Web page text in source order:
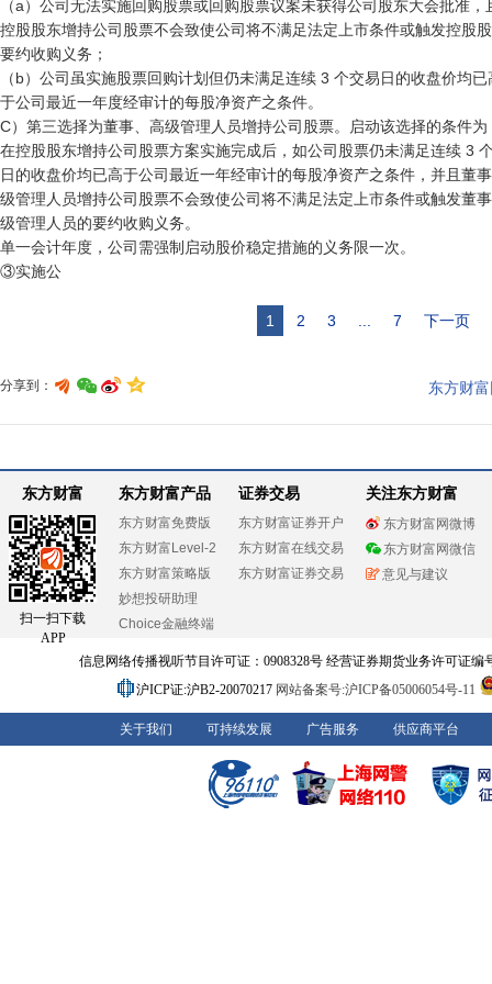
（a）公司无法实施回购股票或回购股票议案未获得公司股东大会批准，
控股股东增持公司股票不会致使公司将不满足法定上市条件或触发控股
要约收购义务；
（b）公司虽实施股票回购计划但仍未满足连续 3 个交易日的收盘价均已
于公司最近一年度经审计的每股净资产之条件。
C）第三选择为董事、高级管理人员增持公司股票。启动该选择的条件为
在控股股东增持公司股票方案实施完成后，如公司股票仍未满足连续 3
日的收盘价均已高于公司最近一年经审计的每股净资产之条件，并且董
级管理人员增持公司股票不会致使公司将不满足法定上市条件或触发董
级管理人员的要约收购义务。
单一会计年度，公司需强制启动股价稳定措施的义务限一次。
③实施公
1 2 3 7 下一页
分享到： 东方财
东方财富
扫一扫下载
APP
东方财富产品
东方财富免费版
东方财富Level-2
东方财富策略版
妙想投研助理
Choice金融终端
证券交易
东方财富证券开户
东方财富在线交易
东方财富证券交易
关注东方财富
东方财富网微博
东方财富网微信
意见与建议
信息网络传播视听节目许可证：0908328号 经营证券期货业务许可证编
沪ICP证:沪B2-20070217 网站备案号:沪ICP备05006054号-11
关于我们 可持续发展 广告服务 供应商平台